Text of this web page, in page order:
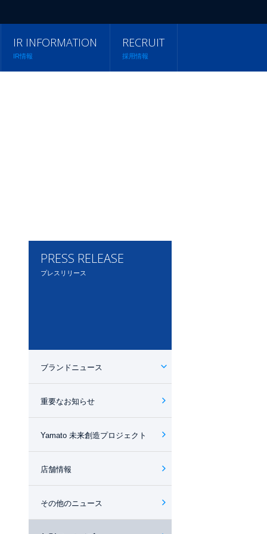
IR INFORMATION
IR情報
RECRUIT
採用情報
PRESS RELEASE
プレスリリース
ブランドニュース
重要なお知らせ
Yamato 未来創造プロジェクト
店舗情報
その他のニュース